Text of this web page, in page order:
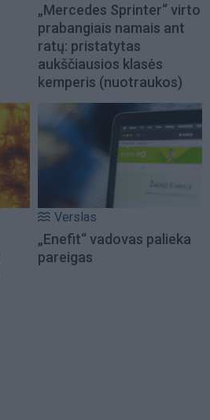
„Mercedes Sprinter“ virto
prabangiais namais ant
ratų: pristatytas
aukščiausios klasės
kemperis (nuotraukos)
Verslas
„Enefit“ vadovas palieka
pareigas